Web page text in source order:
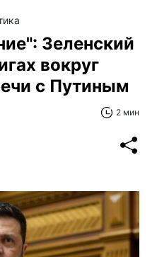
Зеленский
вокруг
с Путиным
2 мин